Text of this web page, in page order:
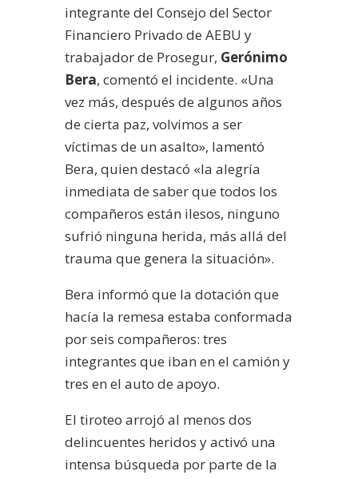
integrante del Consejo del Sector
Financiero Privado de AEBU y
trabajador de Prosegur, Gerónimo
Bera, comentó el incidente. «Una
vez más, después de algunos años
de cierta paz, volvimos a ser
víctimas de un asalto», lamentó
Bera, quien destacó «la alegría
inmediata de saber que todos los
compañeros están ilesos, ninguno
sufrió ninguna herida, más allá del
trauma que genera la situación».
Bera informó que la dotación que
hacía la remesa estaba conformada
por seis compañeros: tres
integrantes que iban en el camión y
tres en el auto de apoyo.
El tiroteo arrojó al menos dos
delincuentes heridos y activó una
intensa búsqueda por parte de la